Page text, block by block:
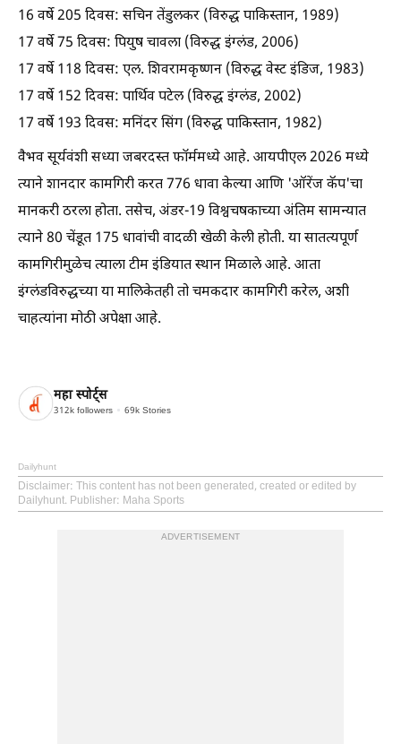
16 वर्षे 205 दिवस: सचिन तेंडुलकर (विरुद्ध पाकिस्तान, 1989)
17 वर्षे 75 दिवस: पियुष चावला (विरुद्ध इंग्लंड, 2006)
17 वर्षे 118 दिवस: एल. शिवरामकृष्णन (विरुद्ध वेस्ट इंडिज, 1983)
17 वर्षे 152 दिवस: पार्थिव पटेल (विरुद्ध इंग्लंड, 2002)
17 वर्षे 193 दिवस: मनिंदर सिंग (विरुद्ध पाकिस्तान, 1982)
वैभव सूर्यवंशी सध्या जबरदस्त फॉर्ममध्ये आहे. आयपीएल 2026 मध्ये
त्याने शानदार कामगिरी करत 776 धावा केल्या आणि 'ऑरेंज कॅप'चा
मानकरी ठरला होता. तसेच, अंडर-19 विश्वचषकाच्या अंतिम सामन्यात
त्याने 80 चेंडूत 175 धावांची वादळी खेळी केली होती. या सातत्यपूर्ण
कामगिरीमुळेच त्याला टीम इंडियात स्थान मिळाले आहे. आता
इंग्लंडविरुद्धच्या या मालिकेतही तो चमकदार कामगिरी करेल, अशी
चाहत्यांना मोठी अपेक्षा आहे.
महा स्पोर्ट्स
312k followers 69k Stories
Dailyhunt
Disclaimer: This content has not been generated, created or edited by
Dailyhunt. Publisher: Maha Sports
ADVERTISEMENT